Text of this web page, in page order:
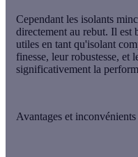
Cependant les isolants
directement au rebut. Il est
utiles en tant qu'isolant
finesse, leur robustesse, et
significativement la
Avantages et